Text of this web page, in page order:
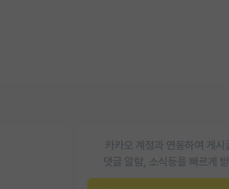
카카오 계정과 연동하여 게시
댓글 알람, 소식등을 빠르게